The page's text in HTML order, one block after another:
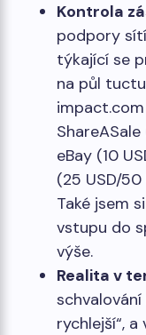
Kontrola
podpory
týkající se
na půl
impact.com
eBay (10
(25 USD/
Také jsem
vstupu do
výše.
Realita v
schvalování
rychlejší“,